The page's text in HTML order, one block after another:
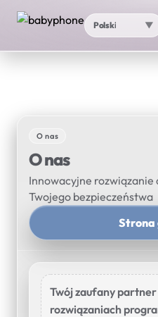
Polski ▼
O nas
O nas
Innowacyjne
Twojego bezpieczeństwa
Strona
Twój zaufany
rozwiązaniach